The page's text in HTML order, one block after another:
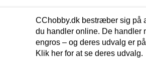
CChobby.dk bestræber sig på
du handler online. De handler
engros – og deres udvalg er
Klik her for at se deres udvalg.